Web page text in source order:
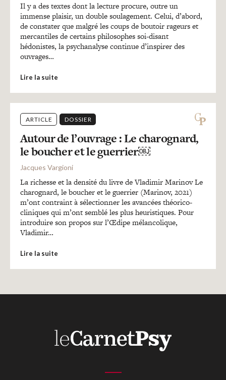
ARTICLE DOSSIER
Autour de l’ouvrage : Le charognard,
le boucher et le guerrier￼
Jacques Vargioni
La richesse et la densité du livre de Vladimir Marinov Le
charognard, le boucher et le guerrier (Marinov, 2021)
m’ont contraint à sélectionner les avancées théorico-
cliniques qui m’ont semblé les plus heuristiques. Pour
introduire son propos sur l’Œdipe mélancolique,
Vladimir…
Lire la suite
Il y a des textes dont la lecture procure, outre un
immense plaisir, un double soulagement. Celui, d’abord,
de constater que malgré les coups de boutoir rageurs et
mercantiles de certains philosophes soi-disant
hédonistes, la psychanalyse continue d’inspirer des
ouvrages…
Lire la suite